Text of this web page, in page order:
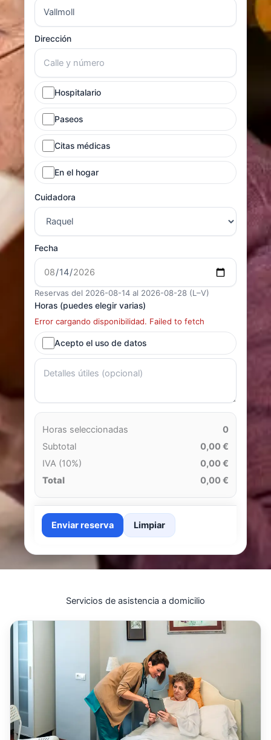
Dirección
Hospitalario
Paseos
Citas médicas
En el hogar
Cuidadora
Fecha
Reservas del 2026-08-14 al 2026-08-28 (L–V)
Horas (puedes elegir varias)
Error cargando disponibilidad. Failed to fetch
Acepto el uso de datos
Horas seleccionadas
0
Subtotal
0,00 €
IVA (10%)
0,00 €
Total
0,00 €
Enviar reserva Limpiar
Servicios de asistencia a domicilio